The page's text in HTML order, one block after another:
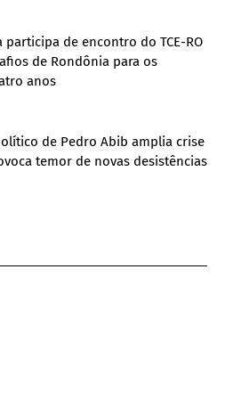
participa de encontro do TCE-RO
de Rondônia para os
anos
de Pedro Abib amplia crise
temor de novas desistências